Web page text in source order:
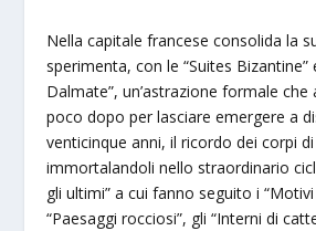
Nella capitale francese consolida la
sperimenta, con le “Suites Bizantine”
Dalmate”, un’astrazione formale che
poco dopo per lasciare emergere a
venticinque anni, il ricordo dei corpi
immortalandoli nello straordinario
gli ultimi” a cui fanno seguito i “Motivi
“Paesaggi rocciosi”, gli “Interni di